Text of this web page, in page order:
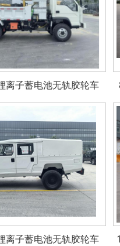
离子蓄电池无轨胶轮车
离子蓄电池无轨胶轮车